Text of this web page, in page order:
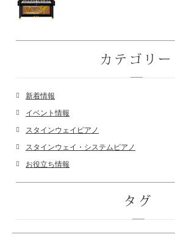
カテゴリー
新着情報
イベント情報
スタインウェイピアノ
スタインウェイ・システムピアノ
お役立ち情報
タグ